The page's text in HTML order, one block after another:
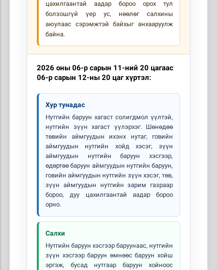
цахилгаантай аадар бороо орох тул
болзошгүй үер ус, нөөлөг салхины
аюулаас сэрэмжтэй байхыг анхааруулж
байна.
2026 оны 06-р сарын 11-ний 20 цагаас
06-р сарын 12-ны 20 цаг хүртэл:
Хур тунадас
Нутгийн баруун хагаст солигдмол үүлтэй,
нутгийн зүүн хагаст үүлэрхэг. Шөнөдөө
төвийн аймгуудын ихэнх нутаг, говийн
аймгуудын нутгийн хойд хэсэг, зүүн
аймгуудын нутгийн баруун хэсгээр,
өдөртөө баруун аймгуудын нутгийн баруун,
говийн аймгуудын нутгийн зүүн хэсэг, төв,
зүүн аймгуудын нутгийн зарим газраар
бороо, дуу цахилгаантай аадар бороо
орно.
Салхи
Нутгийн баруун хэсгээр баруунаас, нутгийн
зүүн хэсгээр баруун өмнөөс баруун хойш
эргэж, бусад нутгаар баруун хойноос